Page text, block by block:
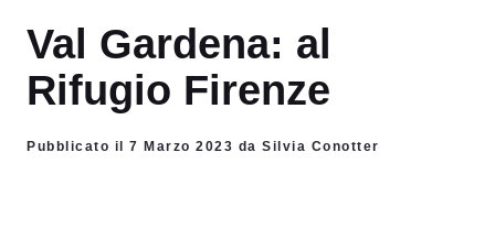
Val Gardena: al
Rifugio Firenze
Pubblicato il 7 Marzo 2023 da Silvia Conotter